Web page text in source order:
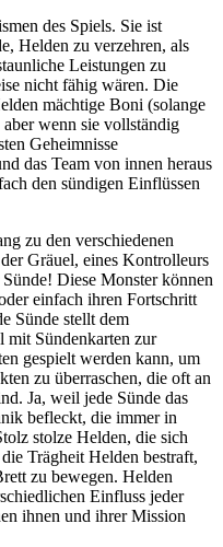
des Spiels. Sie ist
Helden zu verzehren, als
Leistungen zu
nicht fähig wären. Die
mächtige Boni (solange
wenn sie vollständig
Geheimnisse
das Team von innen heraus
den sündigen Einflüssen
zu den verschiedenen
Gräuel, eines Kontrolleurs
Diese Monster können
einfach ihren Fortschritt
Sünde stellt dem
mit Sündenkarten zur
gespielt werden kann, um
zu überraschen, die oft an
Ja, weil jede Sünde das
befleckt, die immer in
stolze Helden, die sich
Trägheit Helden bestraft,
zu bewegen. Helden
Einfluss jeder
ihnen und ihrer Mission